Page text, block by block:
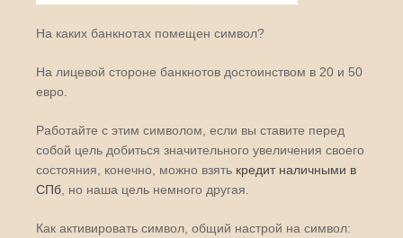
На каких банкнотах помещен символ?
На лицевой стороне банкнотов достоинством в 20 и 50
евро.
Работайте с этим символом, если вы ставите перед
собой цель добиться значительного увеличения своего
состояния, конечно, можно взять кредит наличными в
СПб , но наша цель немного другая.
Как активировать символ, общий настрой на символ: